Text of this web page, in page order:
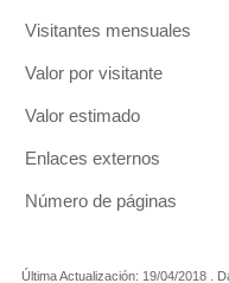
Visitantes mensuales
Valor por visitante
Valor estimado
Enlaces externos
Número de páginas
Última Actualización: 19/04/2018 .